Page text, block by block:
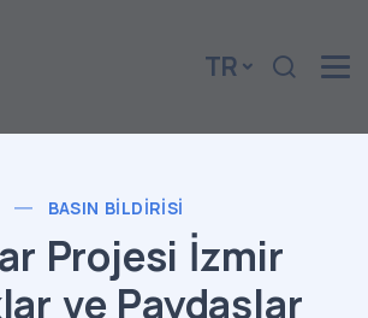
TR
BASIN BILDIRISI
Projesi İzmir
ve Paydaşlar